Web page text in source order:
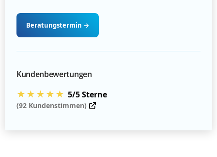
Beratungstermin →
Kundenbewertungen
★★★★★ 5/5 Sterne
(92 Kundenstimmen)